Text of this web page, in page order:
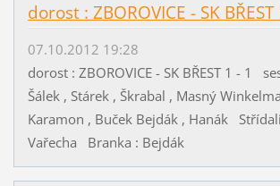
dorost : ZBOROVICE - SK BŘEST
07.10.2012 19:28
dorost : ZBOROVICE - SK BŘEST 1 - 1
Šálek , Stárek , Škrabal , Masný
Karamon , Buček Bejdák , Hanák
Vařecha Branka : Bejdák